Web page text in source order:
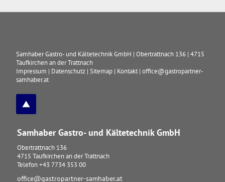
Samhaber Gastro- und Kältetechnik GmbH |Obertrattnach 136 |4715
Taufkirchen an der Trattnach
Impressum | Datenschutz |Sitemap | Kontakt |office@gastropartner-
samhaber.at
Samhaber Gastro- und Kältetechnik GmbH
Obertrattnach 136
4715 Taufkirchen an der Trattnach
Telefon +43 7734 353 00
office@gastropartner-samhaber.at